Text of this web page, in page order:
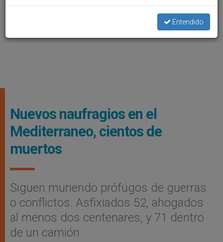
Nuevos naufragios en el
Mediterraneo, cientos de
muertos
Siguen muriendo prófugos de guerras
o conflictos. Asfixiados 52, ahogados
al menos dos centenares, y 71 dentro
de un camión
Entendido